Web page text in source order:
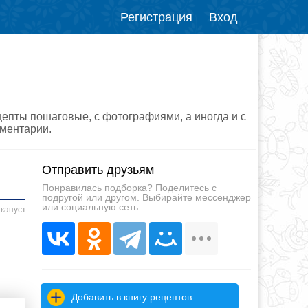
Регистрация Вход
пошаговые, с фотографиями, а иногда и с
Отправить друзьям
Понравилась подборка? Поделитесь с
подругой или другом. Выбирайте мессенджер
или социальную сеть.
Добавить в книгу рецептов